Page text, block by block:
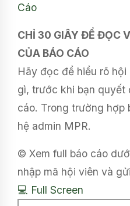
Cáo
CHỈ 30 GIÂY ĐỂ ĐỌC
CỦA BÁO CÁO
Hãy đọc để hiểu rõ
gì, trước khi bạn quyết
cáo. Trong trường hợp
hệ admin MPR.
© Xem full báo cáo
nhập mã hội viên và
💻 Full Screen